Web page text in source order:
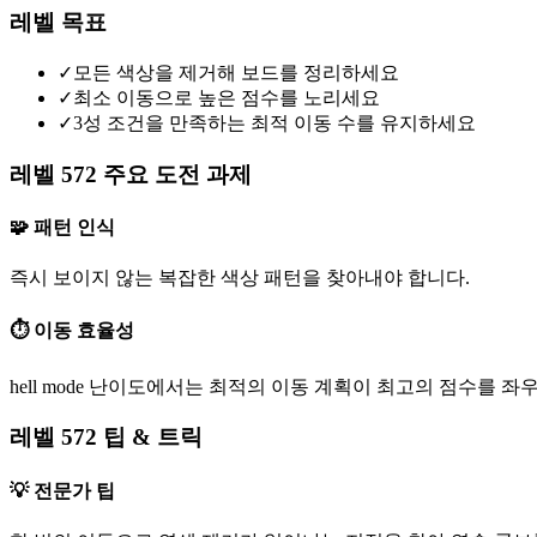
레벨 목표
✓ 모든 색상을 제거해 보드를 정리하세요
✓최소 이동으로 높은 점수를 노리세요
✓3성 조건을 만족하는 최적 이동 수를 유지하세요
레벨 572 주요 도전 과제
🧩 패턴 인식
즉시 보이지 않는 복잡한 색상 패턴을 찾아내야 합니다.
⏱️ 이동 효율성
hell mode 난이도에서는 최적의 이동 계획이 최고의 점수를 좌
레벨 572 팁 & 트릭
💡 전문가 팁